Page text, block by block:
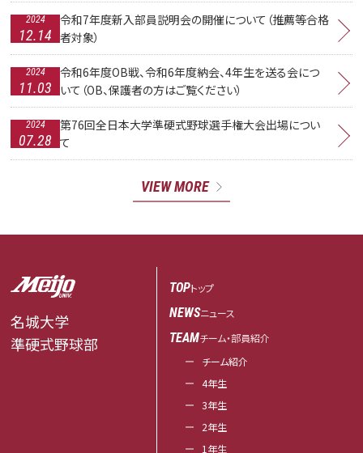
2024
12.14
令和7年度新入部員説明会の開催について（推薦等合格
者対象）
2024
11.03
令和6年度OB戦、令和6年度納会、4年生を送る会につ
いて（OB、保護者の方はご覧ください）
2024
07.28
第76回全日本大学準硬式野球選手権大会出場につい
て
VIEW MORE
名城大学
準硬式野球部
TOPトップ
NEWSニュース
TEAMチーム・部員紹介
チーム紹介
4年生
3年生
2年生
1年生